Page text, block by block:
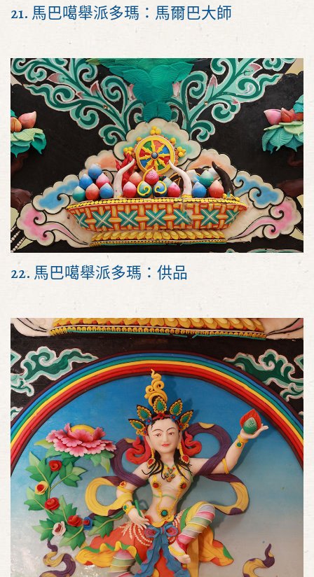
21. 馬巴噶舉派多瑪：馬爾巴大師
22. 馬巴噶舉派多瑪：供品